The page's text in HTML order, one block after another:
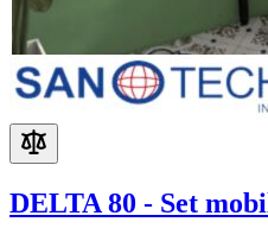
DELTA 80 - Set